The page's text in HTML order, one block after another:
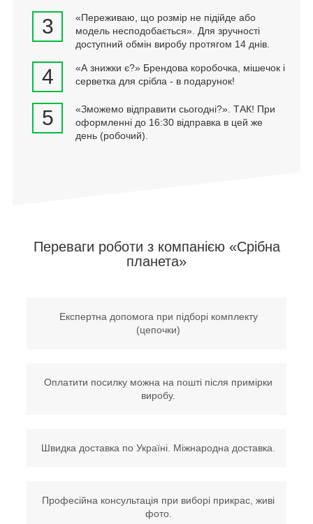
3
«Переживаю, що розмір не підійде або
модель несподобається». Для зручності
доступний обмін виробу протягом 14 днів.
4
«А знижки є?» Брендова коробочка, мішечок і
серветка для срібла - в подарунок!
5
«Зможемо відправити сьогодні?». ТАК! При
оформленні до 16:30 відправка в цей же
день (робочий).
Переваги роботи з компанією «Срібна
планета»
Експертна допомога при підборі комплекту
(цепочки)
Оплатити посилку можна на пошті після примірки
виробу.
Швидка доставка по Україні. Міжнародна доставка.
Професійна консультація при виборі прикрас, живі
фото.